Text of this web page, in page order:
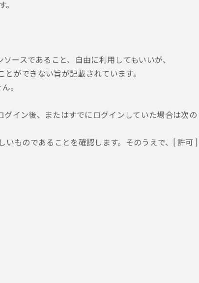
ースであること、自由に利用してもいいが、
ができない旨が記載されています。
。
イン後、またはすでにログインしていた場合は次の
ものであることを確認します。そのうえで、[ 許可 ]